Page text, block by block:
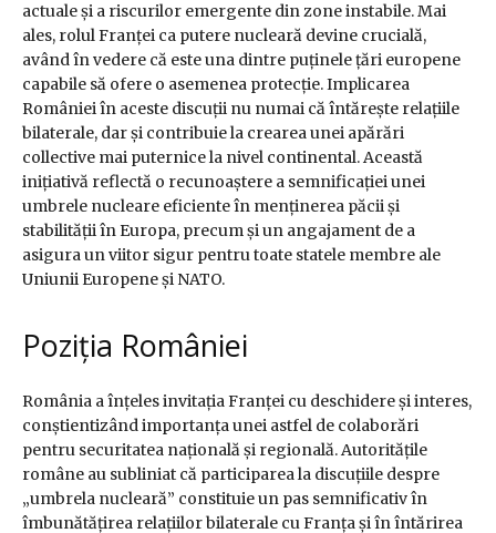
actuale și a riscurilor emergente din zone instabile. Mai
ales, rolul Franței ca putere nucleară devine crucială,
având în vedere că este una dintre puținele țări europene
capabile să ofere o asemenea protecție. Implicarea
României în aceste discuții nu numai că întărește relațiile
bilaterale, dar și contribuie la crearea unei apărări
collective mai puternice la nivel continental. Această
inițiativă reflectă o recunoaștere a semnificației unei
umbrele nucleare eficiente în menținerea păcii și
stabilității în Europa, precum și un angajament de a
asigura un viitor sigur pentru toate statele membre ale
Uniunii Europene și NATO.
Poziția României
România a înțeles invitația Franței cu deschidere și interes,
conștientizând importanța unei astfel de colaborări
pentru securitatea națională și regională. Autoritățile
române au subliniat că participarea la discuțiile despre
„umbrela nucleară” constituie un pas semnificativ în
îmbunătățirea relațiilor bilaterale cu Franța și în întărirea